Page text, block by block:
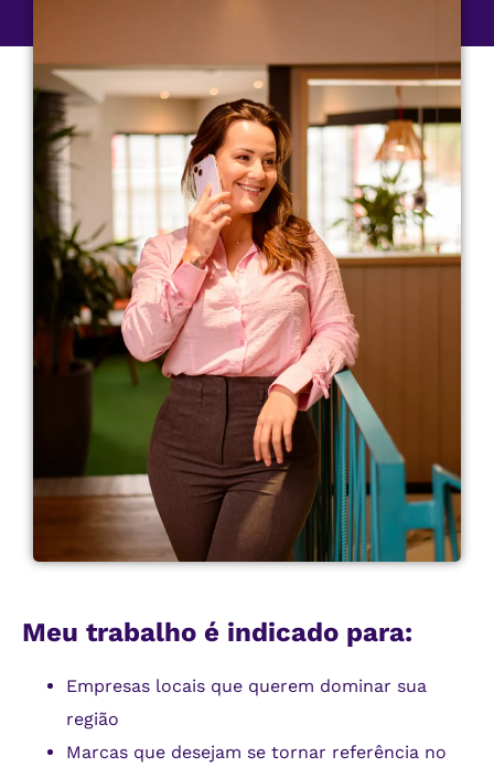
Meu trabalho é indicado para:
Empresas locais que querem dominar sua
região
Marcas que desejam se tornar referência no